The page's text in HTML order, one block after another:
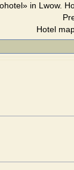
in Lwow.
Hotel